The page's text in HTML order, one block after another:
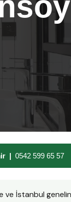
| 0542 599 65 57
ve İstanbul